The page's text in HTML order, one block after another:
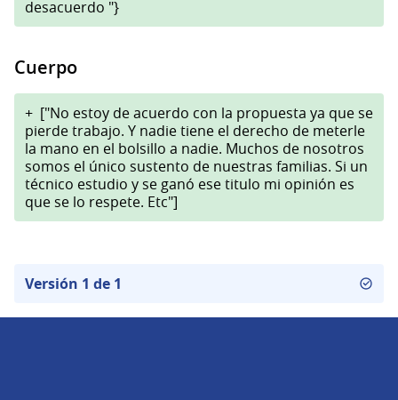
desacuerdo "}
Cuerpo
+ ["No estoy de acuerdo con la propuesta ya que se
pierde trabajo. Y nadie tiene el derecho de meterle
la mano en el bolsillo a nadie. Muchos de nosotros
somos el único sustento de nuestras familias. Si un
técnico estudio y se ganó ese titulo mi opinión es
que se lo respete. Etc"]
Versión 1 de 1